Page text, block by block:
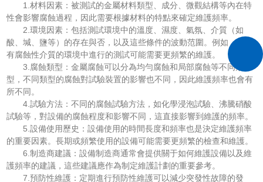
1.材料因素：被測試的金屬材料類型、成分、微觀結構等內在特
性會影響腐蝕過程，因此需要根據材料的特點來確定維護頻率。
2.環境因素：包括測試環境中的溫度、濕度、氣氛、介質（如
酸、堿、鹽等）的存在與否，以及這些條件的波動范圍。例如，在含
有腐蝕性介質的環境中進行的測試可能需要更頻繁的維護。
3.腐蝕類型：金屬腐蝕可以分為均勻腐蝕和局部腐蝕等不同類
型，不同類型的腐蝕對試驗裝置的影響也不同，因此維護頻率也會有
所不同。
4.試驗方法：不同的腐蝕試驗方法，如化學浸泡試驗、沸騰硝酸
試驗等，對設備的腐蝕程度和影響不同，這直接影響到維護的頻率。
5.設備使用歷史：設備使用的時間長度和頻率也是決定維護頻率
的重要因素。長期或頻繁使用的設備可能需要更頻繁的檢查和維護。
6.制造商建議：設備制造商通常會提供關于如何維護設備以及維
護頻率的建議，這些建議應作為制定維護計劃的重要參考。
7.預防性維護：定期進行預防性維護可以減少突發性故障的發